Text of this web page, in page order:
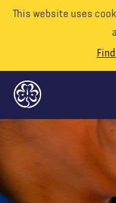
This website uses
GLOBAL